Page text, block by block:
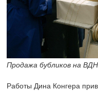
Продажа бубликов на
Работы Дина Конгера